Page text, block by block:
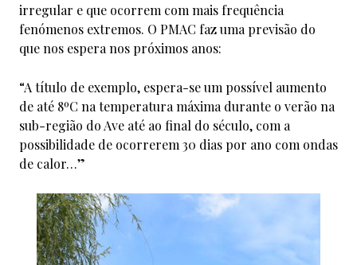
irregular e que ocorrem com mais frequência
fenómenos extremos. O PMAC faz uma previsão do
que nos espera nos próximos anos:
“A título de exemplo, espera-se um possível aumento
de até 8ºC na temperatura máxima durante o verão na
sub-região do Ave até ao final do século, com a
possibilidade de ocorrerem 30 dias por ano com ondas
de calor…”